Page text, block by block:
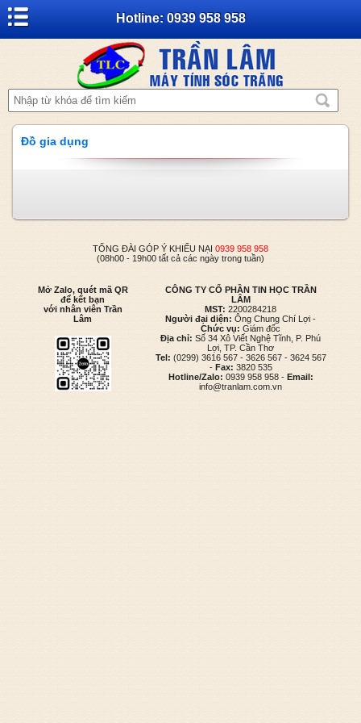
Hotline: 0939 958 958
Đồ gia dụng
TỔNG ĐÀI GÓP Ý KHIẾU NẠI 0939 958 958
(08h00 - 19h00 tất cả các ngày trong tuần)
Mở Zalo, quét mã QR
để kết bạn
với nhân viên Trần
Lâm
CÔNG TY CỔ PHẦN TIN HỌC TRẦN
LÂM
MST: 2200284218
Người đại diện: Ông Chung Chí Lợi -
Chức vụ: Giám đốc
Địa chỉ: Số 34 Xô Viết Nghệ Tĩnh, P. Phú
Lợi, TP. Cần Thơ
Tel: (0299) 3616 567 - 3626 567 - 3624 567
- Fax: 3820 535
Hotline/Zalo: 0939 958 958 - Email:
info@tranlam.com.vn